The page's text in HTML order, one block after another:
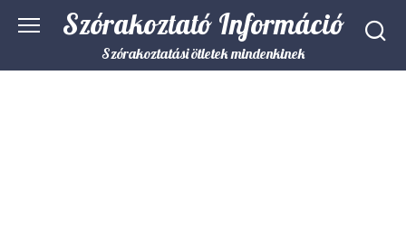
Szórakoztató Információ
Szórakoztatási ötletek mindenkinek